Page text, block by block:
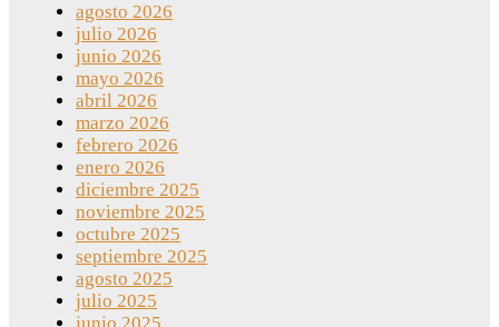
agosto 2026
julio 2026
junio 2026
mayo 2026
abril 2026
marzo 2026
febrero 2026
enero 2026
diciembre 2025
noviembre 2025
octubre 2025
septiembre 2025
agosto 2025
julio 2025